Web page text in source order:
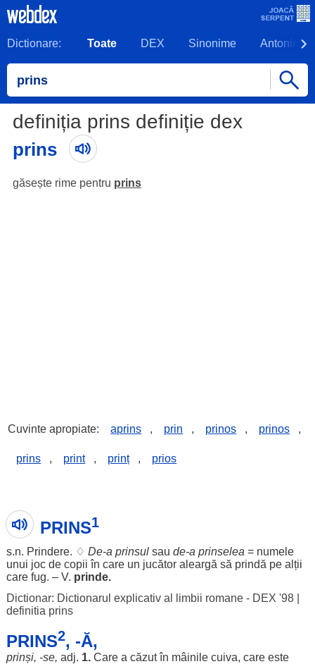
Dictionare: Toate DEX Sinonime Antonime
definiția prins definiție dex
prins
găsește rime pentru prins
Cuvinte apropiate: aprins , prin , prinos , prinos ,
prins , print , prinț , prios
PRINS1
s.n. Prindere. ♢ De-a prinsulsau de-a prinselea = numele
unui jocde copii în care un jucător aleargă să prindă pe alții
care fug. – V. prinde.
Dictionar: Dictionarul explicativ al limbii romane - DEX '98|
definitia prins
PRINS2, -Ă,
prinși, -se, adj. 1.Care a căzutîn mâinilecuiva, care este